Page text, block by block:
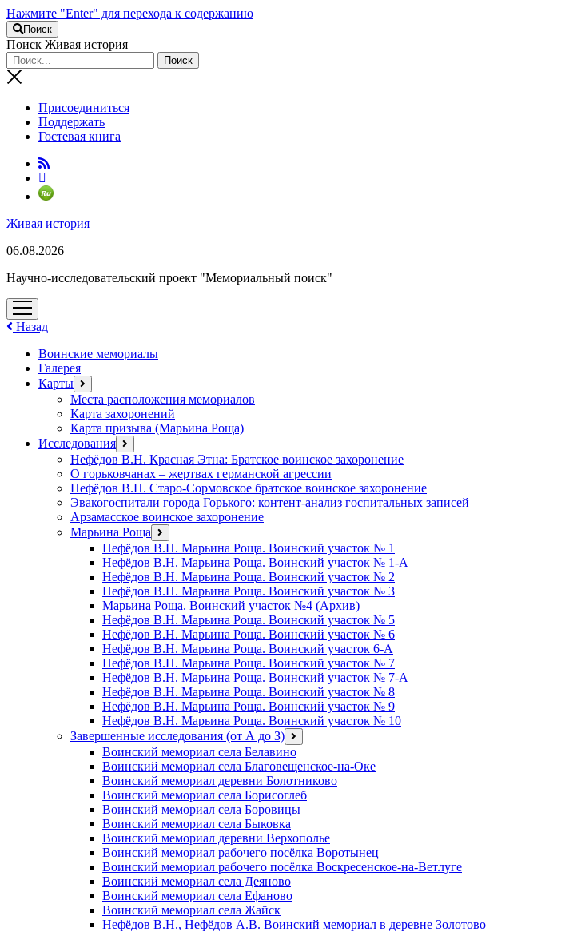
Нажмите "Enter" для перехода к содержанию
Поиск
Поиск Живая история
Присоединиться
Поддержать
Гостевая книга
RuTube
Живая история
06.08.2026
Научно-исследовательский проект "Мемориальный поиск"
открыть
меню
Назад
Воинские мемориалы
Галерея
Карты открыть
меню
Места расположения мемориалов
Карта захоронений
Карта призыва (Марьина Роща)
Исследования открыть
меню
Нефёдов В.Н. Красная Этна: Братское воинское захоронение
О горьковчанах – жертвах германской агрессии
Нефёдов В.Н. Старо-Сормовское братское воинское захоронение
Эвакогоспитали города Горького: контент-анализ госпитальных записей
Арзамасское воинское захоронение
Марьина Роща открыть
меню
Нефёдов В.Н. Марьина Роща. Воинский участок № 1
Нефёдов В.Н. Марьина Роща. Воинский участок № 1-А
Нефёдов В.Н. Марьина Роща. Воинский участок № 2
Нефёдов В.Н. Марьина Роща. Воинский участок № 3
Марьина Роща. Воинский участок №4 (Архив)
Нефёдов В.Н. Марьина Роща. Воинский участок № 5
Нефёдов В.Н. Марьина Роща. Воинский участок № 6
Нефёдов В.Н. Марьина Роща. Воинский участок 6-А
Нефёдов В.Н. Марьина Роща. Воинский участок № 7
Нефёдов В.Н. Марьина Роща. Воинский участок № 7-А
Нефёдов В.Н. Марьина Роща. Воинский участок № 8
Нефёдов В.Н. Марьина Роща. Воинский участок № 9
Нефёдов В.Н. Марьина Роща. Воинский участок № 10
Завершенные исследования (от А до З) открыть
меню
Воинский мемориал села Белавино
Воинский мемориал села Благовещенское-на-Оке
Воинский мемориал деревни Болотниково
Воинский мемориал села Борисоглеб
Воинский мемориал села Боровицы
Воинский мемориал села Быковка
Воинский мемориал деревни Верхополье
Воинский мемориал рабочего посёлка Воротынец
Воинский мемориал рабочего посёлка Воскресенское-на-Ветлуге
Воинский мемориал села Деяново
Воинский мемориал села Ефаново
Воинский мемориал села Жайск
Нефёдов В.Н., Нефёдов А.В. Воинский мемориал в деревне Золотово